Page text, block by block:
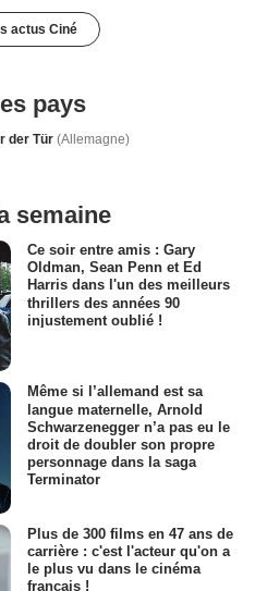
actus Ciné
pays
der Tür (Allemagne)
semaine
Ce soir entre amis : Gary
Oldman, Sean Penn et Ed
Harris dans l'un des meilleurs
thrillers des années 90
injustement oublié !
Même si l’allemand est sa
langue maternelle, Arnold
Schwarzenegger n’a pas eu le
droit de doubler son propre
personnage dans la saga
Terminator
Plus de 300 films en 47 ans de
carrière : c'est l'acteur qu'on a
le plus vu dans le cinéma
français !